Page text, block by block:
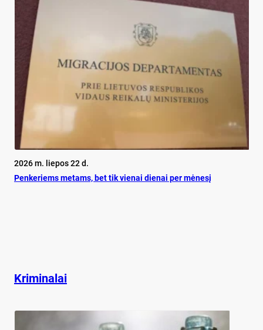
2026 m. liepos 22 d.
Pen­ke­riems me­tams, bet tik vie­nai die­nai per mė­ne­sį
Kriminalai